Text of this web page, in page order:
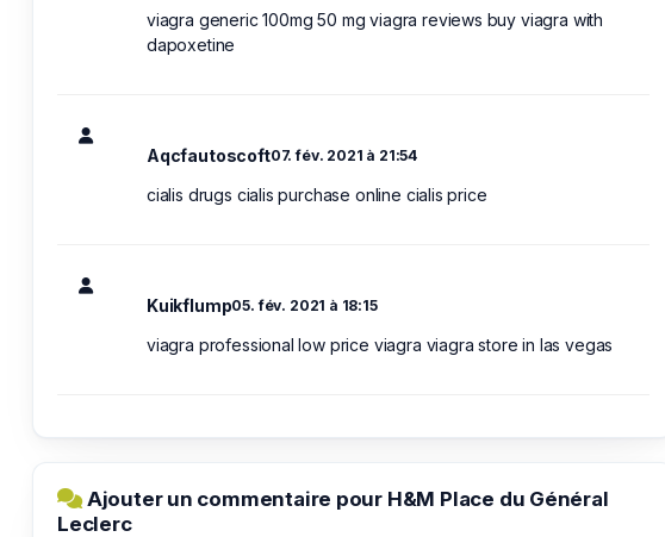
viagra generic 100mg 50 mg viagra reviews buy viagra with
dapoxetine
Aqcfautoscoft07. fév. 2021 à 21:54
cialis drugs cialis purchase online cialis price
Kuikflump05. fév. 2021 à 18:15
viagra professional low price viagra viagra store in las vegas
Ajouter un commentaire pour H&M Place du Général
Leclerc